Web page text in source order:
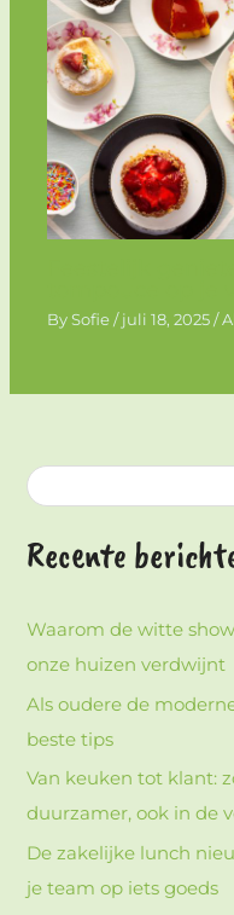
BySofie/ juli 18, 2025/
Recente
Waarom de witte
onze huizen verdwijnt
Als oudere de
beste tips
Van keuken tot klant:
duurzamer, ook in de
De zakelijke lunch
je team op iets goeds